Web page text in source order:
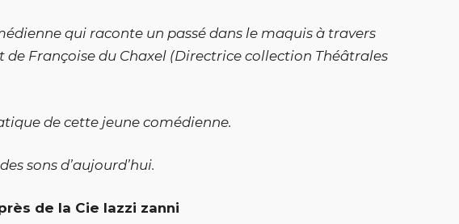
qui raconte un passé dans le maquis à travers
de Françoise du Chaxel (Directrice collection Théâtrales
de cette jeune comédienne.
sons d’aujourd’hui.
de la Cie lazzi zanni